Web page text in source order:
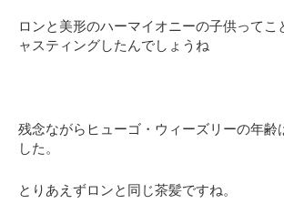
ロンと美形のハーマイオニーの子供ってこ
ャスティングしたんでしょうね
残念ながらヒューゴ・ウィーズリーの年齢
した。
とりあえずロンと同じ茶髪ですね。